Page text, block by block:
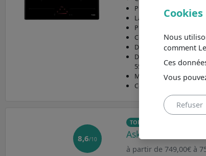
Puissance électrique :
Largeur (60 cm)
Profondeur (52 cm)
Connecté wifi : Non
Dimensions (largeur x
Dimensions
55.4 x 4.8 x 52.2 cm
Made in Slovénie
Coloris Noir
8,6/10
TOP 3
Asko HI2632FBG1
à partir de 749,00€ à
Nous
comment
Ces
Vous
Refuser